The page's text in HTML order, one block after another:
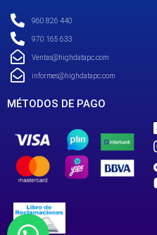
960 826 440
970 165 633
Ventas@highdatapc.com
informes@highdatapc.com
MÉTODOS DE PAGO